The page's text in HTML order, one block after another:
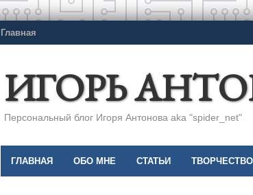
Главная
ИГОРЬ
Персональный блог Игоря Антонова aka "spider_net"
ГЛАВНАЯ ОБО МНЕ СТАТЬИ ТВОРЧЕСТВО